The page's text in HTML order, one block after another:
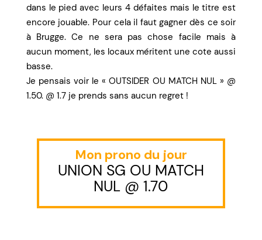
dans le pied avec leurs 4 défaites mais le titre est
encore jouable. Pour cela il faut gagner dès ce soir
à Brugge. Ce ne sera pas chose facile mais à
aucun moment, les locaux méritent une cote aussi
basse.
Je pensais voir le « OUTSIDER OU MATCH NUL » @
1.50. @ 1.7 je prends sans aucun regret !
Mon prono du jour
UNION SG OU MATCH
NUL @ 1.70